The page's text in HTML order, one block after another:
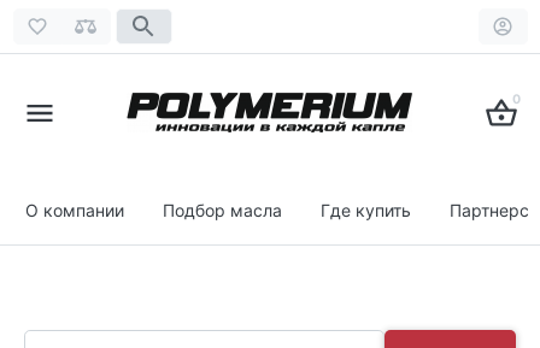
0
О компании Подбор масла Где купить